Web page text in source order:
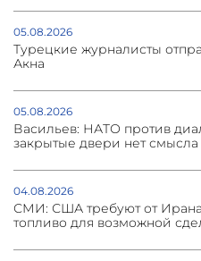
05.08.2026
Турецкие журналисты
Акна
05.08.2026
Васильев: НАТО против
закрытые двери нет смысла
04.08.2026
СМИ: США требуют от Ирана
топливо для возможной